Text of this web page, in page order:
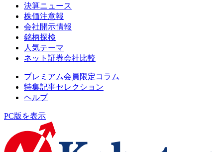
決算ニュース
株価注意報
会社開示情報
銘柄探検
人気テーマ
ネット証券会社比較
プレミアム会員限定コラム
特集記事セレクション
ヘルプ
PC版を表示